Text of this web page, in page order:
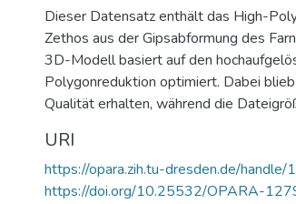
Dieser Datensatz enthält das High-
Zethos aus der Gipsabformung des
3D-Modell basiert auf den
Polygonreduktion optimiert. Dabei
Qualität erhalten, während die
URI
https://opara.zih.tu-dresden.de/
https://doi.org/10.25532/OPARA-